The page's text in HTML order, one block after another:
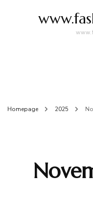
Homepage 2025